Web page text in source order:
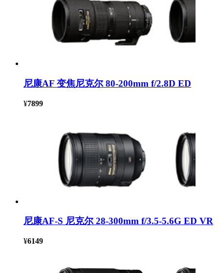
尼康AF 变焦尼克尔 80-200mm f/2.8D ED
¥7899
尼康AF-S 尼克尔 28-300mm f/3.5-5.6G ED VR
¥6149